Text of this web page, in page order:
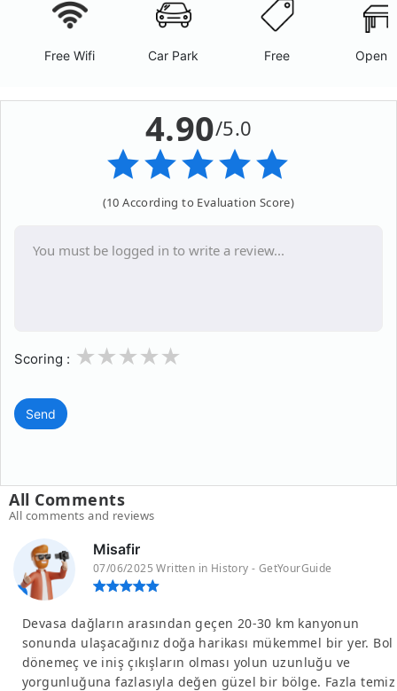
Free Wifi Car Park Free Open
4.90/5.0
(10 According to Evaluation Score)
Scoring : 3
2
1
Send
All Comments
All comments and reviews
Misafir
07/06/2025 Written in History - GetYourGuide
Devasa dağların arasından geçen 20-30 km kanyonun
sonunda ulaşacağınız doğa harikası mükemmel bir yer. Bol
dönemeç ve iniş çıkışların olması yolun uzunluğu ve
yorgunluğuna fazlasıyla değen güzel bir bölge. Fazla temiz